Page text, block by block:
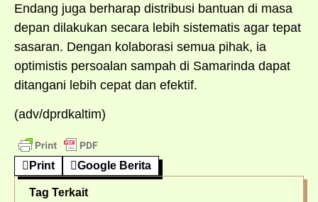
Endang juga berharap distribusi bantuan di masa
depan dilakukan secara lebih sistematis agar tepat
sasaran. Dengan kolaborasi semua pihak, ia
optimistis persoalan sampah di Samarinda dapat
ditangani lebih cepat dan efektif.
(adv/dprdkaltim)
Print Google Berita
Tag Terkait